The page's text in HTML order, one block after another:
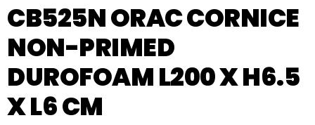
CB525N ORAC CORNICE
NON-PRIMED
DUROFOAM L200 X H6.5
X L6 CM